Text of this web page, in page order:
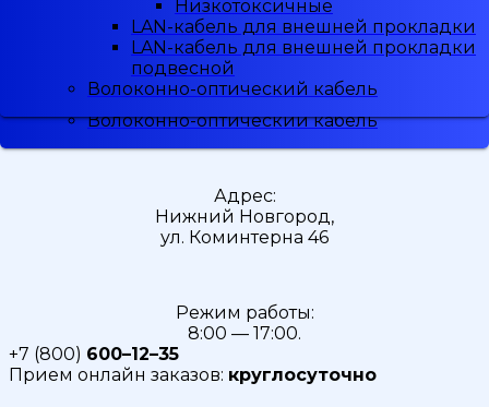
Малодымные
Низкотоксичные
LAN-кабель для внешней прокладки
LAN-кабель для внешней прокладки
подвесной
Волоконно-оптический кабель
при регистрации
Адрес:
Нижний Новгород,
ул. Коминтерна 46
Режим работы:
8:00 — 17:00.
+7 (800) 600–12–35
Прием онлайн заказов: круглосуточно
Низкотоксичные
LAN-кабель для внешней прокладки
LAN-кабель для внешней прокладки
подвесной
Волоконно-оптический кабель
Низкотоксичные
LAN-кабель для внешней прокладки
LAN-кабель для внешней прокладки
подвесной
Волоконно-оптический кабель